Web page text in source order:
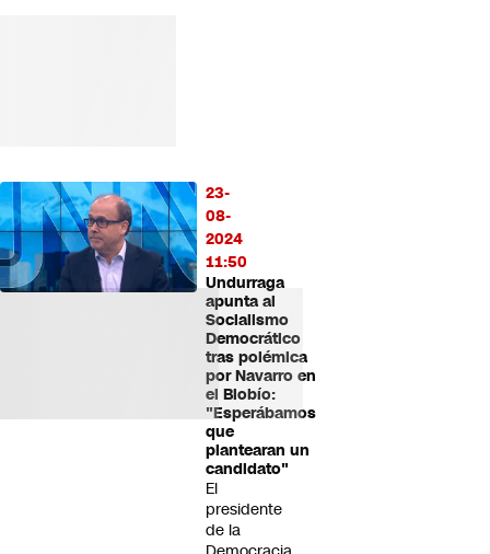
23-
08-
2024
11:50
Undurraga
apunta al
Socialismo
Democrático
tras polémica
por Navarro en
el Biobío:
"Esperábamos
que
plantearan un
candidato"
El
presidente
de la